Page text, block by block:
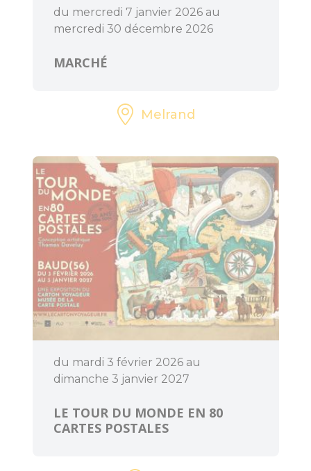
Découvrir
du mercredi 7 janvier 2026 au
mercredi 30 décembre 2026
MARCHÉ
Melrand
du mardi 3 février 2026 au
dimanche 3 janvier 2027
LE TOUR DU MONDE EN 80
CARTES POSTALES